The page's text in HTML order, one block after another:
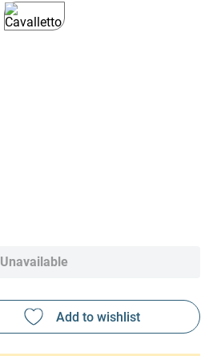
Unavailable